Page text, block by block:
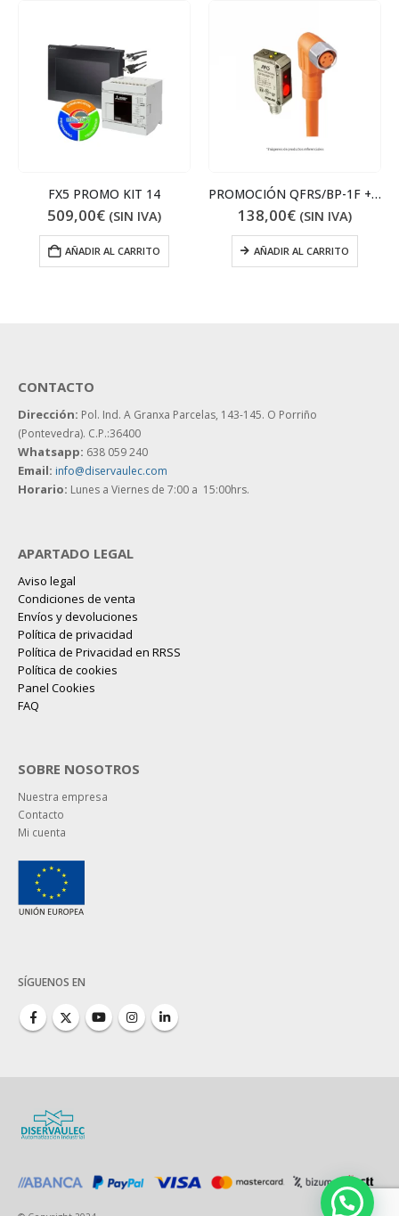
FX5 PROMO KIT 14
509,00€ (SIN IVA)
AÑADIR AL CARRITO
PROMOCIÓN QFRS/BP-1F + CABLE ACODADO
138,00€ (SIN IVA)
AÑADIR AL CARRITO
CONTACTO
Dirección: Pol. Ind. A Granxa Parcelas, 143-145. O Porriño
(Pontevedra). C.P.:36400
Whatsapp: 638 059 240
Email: info@diservaulec.com
Horario: Lunes a Viernes de 7:00 a 15:00hrs.
APARTADO LEGAL
Aviso legal
Condiciones de venta
Envíos y devoluciones
Política de privacidad
Política de Privacidad en RRSS
Política de cookies
Panel Cookies
FAQ
SOBRE NOSOTROS
Nuestra empresa
Contacto
Mi cuenta
SÍGUENOS EN